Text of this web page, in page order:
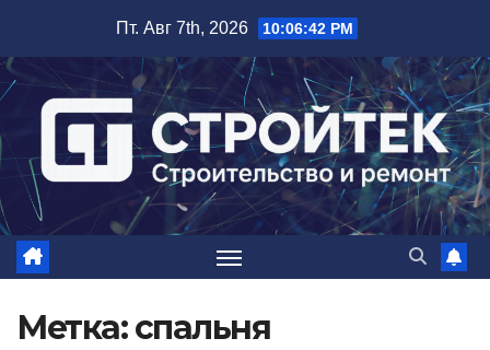
содержимому
Пт. Авг 7th, 2026 10:06:43 PM
Метка:спальня